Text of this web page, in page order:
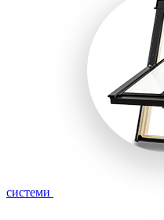
системи